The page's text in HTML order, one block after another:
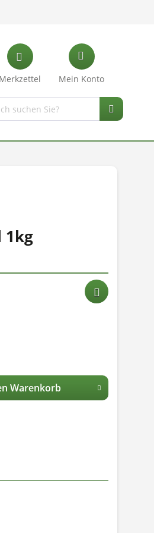
Merkzettel Mein Konto
1kg
Warenkorb